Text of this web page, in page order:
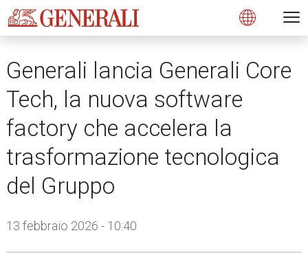
Open
Generali lancia Generali Core
Tech, la nuova software
factory che accelera la
trasformazione tecnologica
del Gruppo
13 febbraio 2026 - 10:40